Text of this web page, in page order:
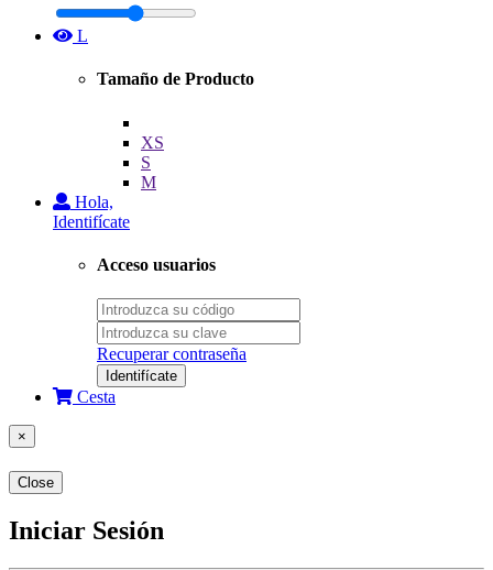
L
Tamaño de Producto
XS
S
M
Hola,
Identifícate
Acceso usuarios
Recuperar contraseña
Identifícate
Cesta
×
Close
Iniciar Sesión